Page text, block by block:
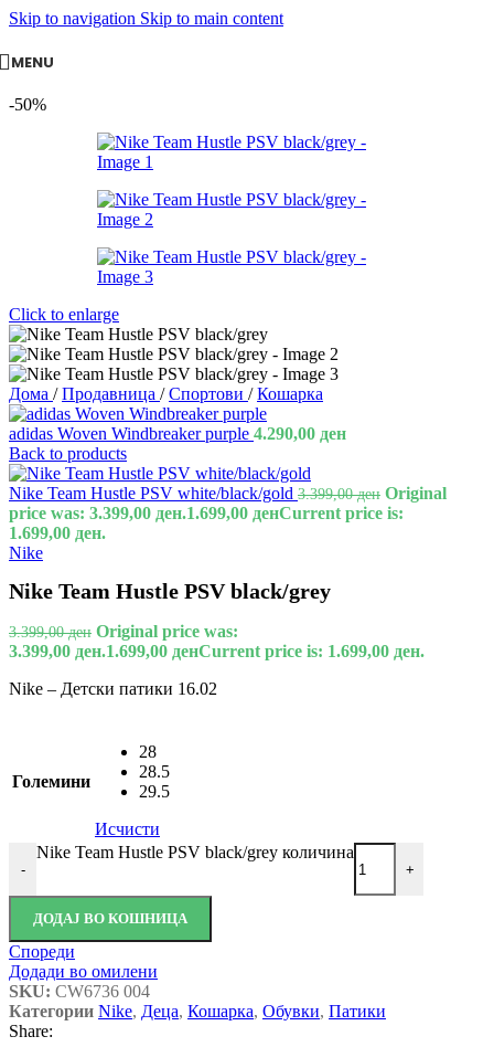
Skip to navigation Skip to main content
MENU
-50%
Click to enlarge
Дома / Продавница / Спортови / Кошарка
adidas Woven Windbreaker purple 4.290,00 ден
Back to products
Nike Team Hustle PSV white/black/gold 3.399,00ден Original
price was: 3.399,00 ден.1.699,00 денCurrent price is:
1.699,00 ден.
Nike
Nike Team Hustle PSV black/grey
3.399,00ден Original price was:
3.399,00 ден.1.699,00 денCurrent price is: 1.699,00 ден.
Nike – Детски патики 16.02
Големини
28
28.5
29.5
Исчисти
-
Nike Team Hustle PSV black/grey количина
+
ДОДАЈ ВО КОШНИЦА
Спореди
Додади во омилени
SKU: CW6736 004
Категории Nike, Деца, Кошарка, Обувки, Патики
Share: